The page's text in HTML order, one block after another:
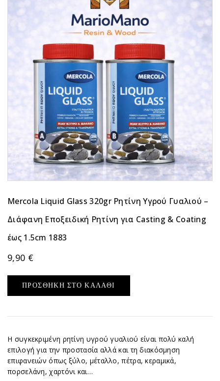
Mercola Liquid Glass 320gr Ρητίνη Υγρού Γυαλιού –
Διάφανη Εποξειδική Ρητίνη για Casting & Coating
έως 1.5cm 1883
9,90 €
ΠΡΟΣΘΉΚΗ ΣΤΟ ΚΑΛΆΘΙ
Η συγκεκριμένη ρητίνη υγρού γυαλιού είναι πολύ καλή
επιλογή για την προστασία αλλά και τη διακόσμηση
επιφανειών όπως ξύλο, μέταλλο, πέτρα, κεραμικά,
πορσελάνη, χαρτόνι και…